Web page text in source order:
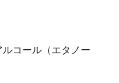
コール（エタノー